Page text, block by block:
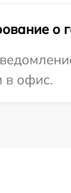
о
в офис.